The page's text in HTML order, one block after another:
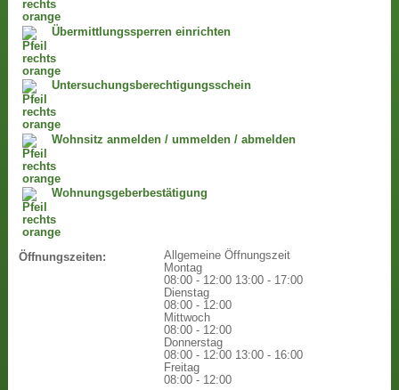
Übermittlungssperren einrichten
Untersuchungsberechtigungsschein
Wohnsitz anmelden / ummelden / abmelden
Wohnungsgeberbestätigung
Öffnungszeiten:
Allgemeine Öffnungszeit
Montag
08:00 - 12:00 13:00 - 17:00
Dienstag
08:00 - 12:00
Mittwoch
08:00 - 12:00
Donnerstag
08:00 - 12:00 13:00 - 16:00
Freitag
08:00 - 12:00